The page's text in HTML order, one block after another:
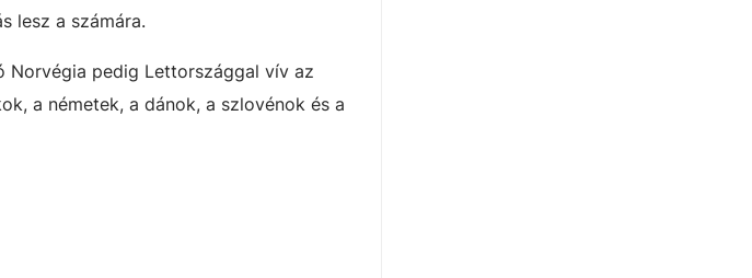
lesz a számára.
Norvégia pedig Lettországgal vív az
a németek, a dánok, a szlovénok és a